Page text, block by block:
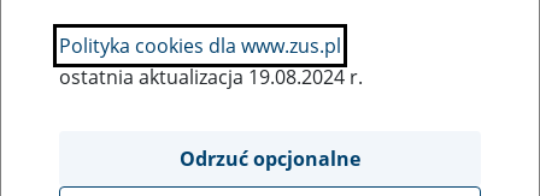
SZUKAJ
Polityka cookies dla www.zus.pl
ostatnia aktualizacja 19.08.2024 r.
Odrzuć opcjonalne